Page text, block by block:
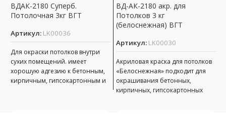
ВДАК-2180 Суперб.
Потолочная 3кг ВГТ
Артикул: LK00036
Для окраски потолков внутри
сухих помещений. имеет
хорошую адгезию к бетонным,
кирпичным, гипсокартонным и
ВД-АК-2180 акр. для
Потолков 3 кг
(белоснежная) ВГТ
Артикул: LK00030
Акриловая краска для потолков
«Белоснежная» подходит для
окрашивания бетонных,
кирпичных, гипсокартонных